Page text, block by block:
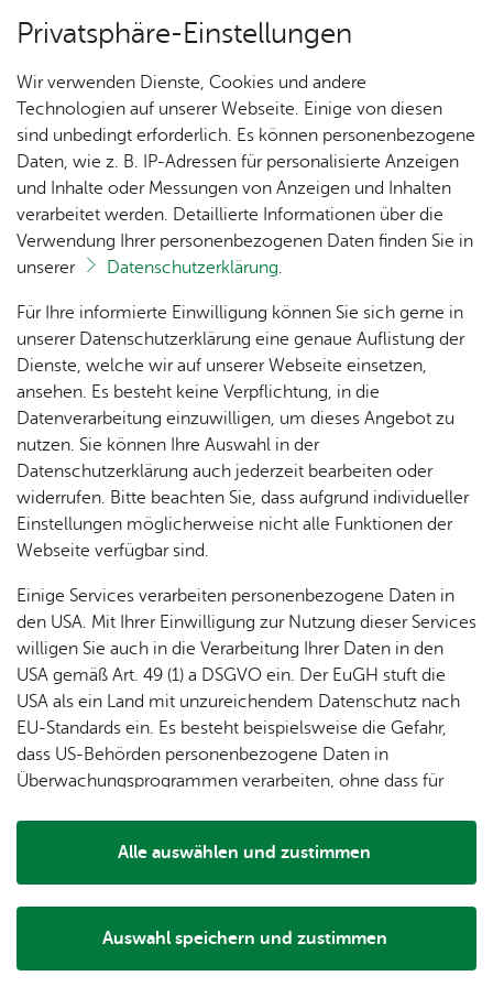
Rund ums See­ha­sen­fest
Nach­
Nach­
hal­tig­
keit
Stand­
See­has
Hei­
mat­
lied
Fest­
zei­ten
Fest­
ab­zei­
chen
In­fo­
stand
Tisch­
re­ser­
vie­
run­
gen
Fest­
ge­län­
Ver­
gnü­
gung­
park
Ein­
tritts­
&
Wert­
mar­
ken
Orga &
Spen­
den
Spon­
so­ren
Fi­gu­
ren­
grup­
pe
Fun­
dus
Ju­
gend­
Lage &
Rund ums See­ha­sen­fest
Vor­le­sen
Kar­ten­aus­ga­be
Wer den Seehas auf einem der Schiffe begrüßen
oder eines der zahlreichen Theaterstücke
während des Seehasenfests sehen möchte,
braucht dafür eine Platzkarte.
Schiffs­kar­ten
Die Schiffskarten zur Einholung des Seehas werden
verlost. Die Gewinnspielbedingungen werden ab
Thea­ter­kar­ten
Privatsphäre-Einstellungen
Wir verwenden Dienste, Cookies und andere
Technologien auf unserer Webseite. Einige von diesen
sind unbedingt erforderlich. Es können personenbezogene
Daten, wie z. B. IP-Adressen für personalisierte Anzeigen
und Inhalte oder Messungen von Anzeigen und Inhalten
verarbeitet werden. Detaillierte Informationen über die
Verwendung Ihrer personenbezogenen Daten finden Sie in
unserer
Datenschutzerklärung.
Für Ihre informierte Einwilligung können Sie sich gerne in
unserer Datenschutzerklärung eine genaue Auflistung der
Dienste, welche wir auf unserer Webseite einsetzen,
ansehen. Es besteht keine Verpflichtung, in die
Datenverarbeitung einzuwilligen, um dieses Angebot zu
nutzen. Sie können Ihre Auswahl in der
Datenschutzerklärung auch jederzeit bearbeiten oder
widerrufen. Bitte beachten Sie, dass aufgrund individueller
Einstellungen möglicherweise nicht alle Funktionen der
Webseite verfügbar sind.
Einige Services verarbeiten personenbezogene Daten in
den USA. Mit Ihrer Einwilligung zur Nutzung dieser Services
willigen Sie auch in die Verarbeitung Ihrer Daten in den
USA gemäß Art. 49 (1) a DSGVO ein. Der EuGH stuft die
USA als ein Land mit unzureichendem Datenschutz nach
EU-Standards ein. Es besteht beispielsweise die Gefahr,
dass US-Behörden personenbezogene Daten in
Überwachungsprogrammen verarbeiten, ohne dass für
Auswahl speichern und zustimmen
Alle auswählen und zustimmen